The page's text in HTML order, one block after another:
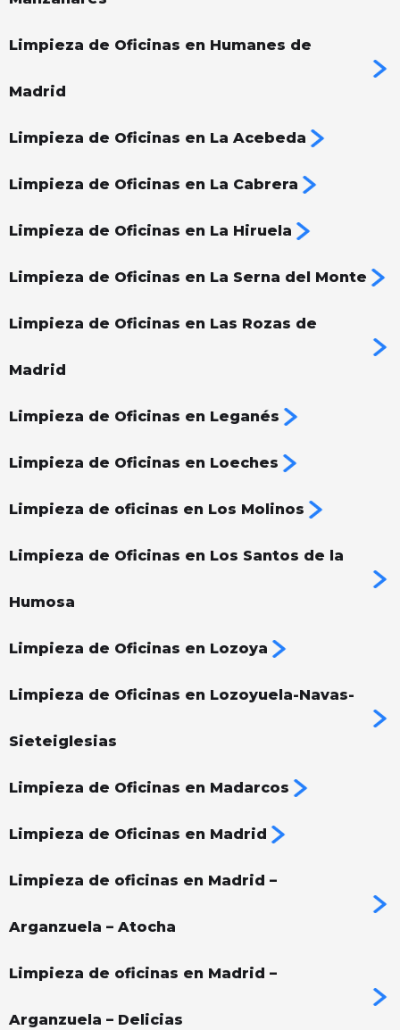
Limpieza de Oficinas en Humanes de
Madrid
Limpieza de Oficinas en La Acebeda
Limpieza de Oficinas en La Cabrera
Limpieza de Oficinas en La Hiruela
Limpieza de Oficinas en La Serna del Monte
Limpieza de Oficinas en Las Rozas de
Madrid
Limpieza de Oficinas en Leganés
Limpieza de Oficinas en Loeches
Limpieza de oficinas en Los Molinos
Limpieza de Oficinas en Los Santos de la
Humosa
Limpieza de Oficinas en Lozoya
Limpieza de Oficinas en Lozoyuela-Navas-
Sieteiglesias
Limpieza de Oficinas en Madarcos
Limpieza de Oficinas en Madrid
Limpieza de oficinas en Madrid –
Arganzuela – Atocha
Limpieza de oficinas en Madrid –
Arganzuela – Delicias